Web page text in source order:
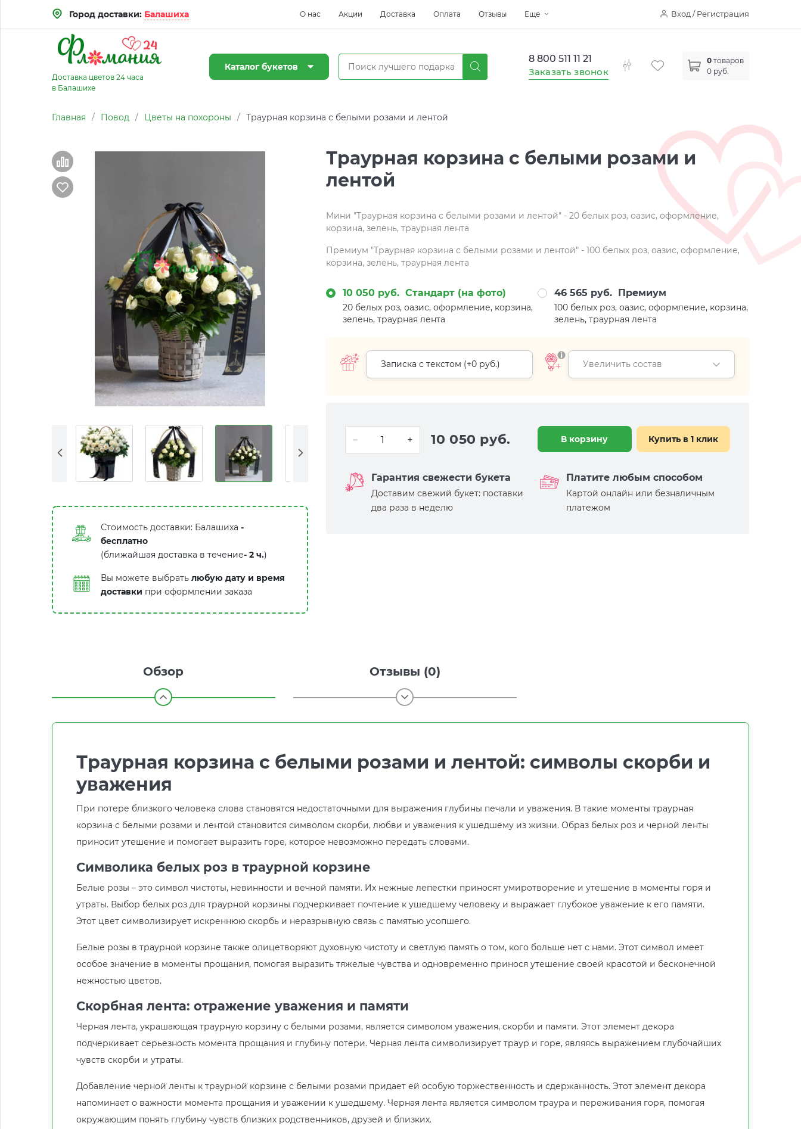
Вход / Регистрация
Город доставки: Балашиха О нас Акции Доставка Оплата Отзывы Еще
0 товаров
0 руб.
8 800 511 11 21
Заказать звонок
Доставка цветов 24 часа
в Балашихе
Каталог букетов
Главная / Повод / Цветы на похороны / Траурная корзина с белыми розами и лентой
Стоимость доставки: Балашиха -
бесплатно
(ближайшая доставка в течение- 2 ч.)
Вы можете выбрать любую дату и время
доставки при оформлении заказа
Траурная корзина с белыми розами и
лентой
Мини "Траурная корзина с белыми розами и лентой" - 20 белых роз, оазис, оформление,
корзина, зелень, траурная лента
Премиум "Траурная корзина с белыми розами и лентой" - 100 белых роз, оазис, оформление,
корзина, зелень, траурная лента
10 050 руб. Стандарт (на фото)
20 белых роз, оазис, оформление, корзина,
зелень, траурная лента
46 565 руб. Премиум
100 белых роз, оазис, оформление, корзина,
зелень, траурная лента
Записка с текстом (+0 руб.) Увеличить состав
10 050 руб. В корзину Купить в 1 клик
Гарантия свежести букета
Доставим свежий букет: поставки
два раза в неделю
Платите любым способом
Картой онлайн или безналичным
платежом
Обзор Отзывы (0)
Траурная корзина с белыми розами и лентой: символы скорби и
уважения
При потере близкого человека слова становятся недостаточными для выражения глубины печали и уважения. В такие моменты траурная
корзина с белыми розами и лентой становится символом скорби, любви и уважения к ушедшему из жизни. Образ белых роз и черной ленты
приносит утешение и помогает выразить горе, которое невозможно передать словами.
Символика белых роз в траурной корзине
Белые розы – это символ чистоты, невинности и вечной памяти. Их нежные лепестки приносят умиротворение и утешение в моменты горя и
утраты. Выбор белых роз для траурной корзины подчеркивает почтение к ушедшему человеку и выражает глубокое уважение к его памяти.
Этот цвет символизирует искреннюю скорбь и неразрывную связь с памятью усопшего.
Белые розы в траурной корзине также олицетворяют духовную чистоту и светлую память о том, кого больше нет с нами. Этот символ имеет
особое значение в моменты прощания, помогая выразить тяжелые чувства и одновременно принося утешение своей красотой и бесконечной
нежностью цветов.
Скорбная лента: отражение уважения и памяти
Черная лента, украшающая траурную корзину с белыми розами, является символом уважения, скорби и памяти. Этот элемент декора
подчеркивает серьезность момента прощания и глубину потери. Черная лента символизирует траур и горе, являясь выражением глубочайших
чувств скорби и утраты.
Добавление черной ленты к траурной корзине с белыми розами придает ей особую торжественность и сдержанность. Этот элемент декора
напоминает о важности момента прощания и уважении к ушедшему. Черная лента является символом траура и переживания горя, помогая
окружающим понять глубину чувств близких родственников, друзей и близких.